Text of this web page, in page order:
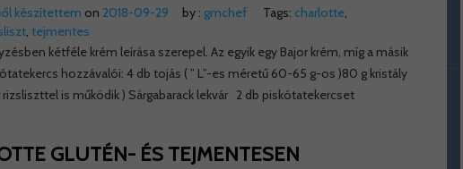
készítettem on 2018-09-29 by : gmchef Tags: charlotte,
, tejmentes
kétféle krém leírása szerepel. Az egyik egy Bajor krém, míg a másik
hozzávalói: 4 db tojás ( ” L”-es méretű 60-65 g-os )80 g kristály
is működik ) Sárgabarack lekvár 2 db piskótatekercset
GLUTÉN- ÉS TEJMENTESEN